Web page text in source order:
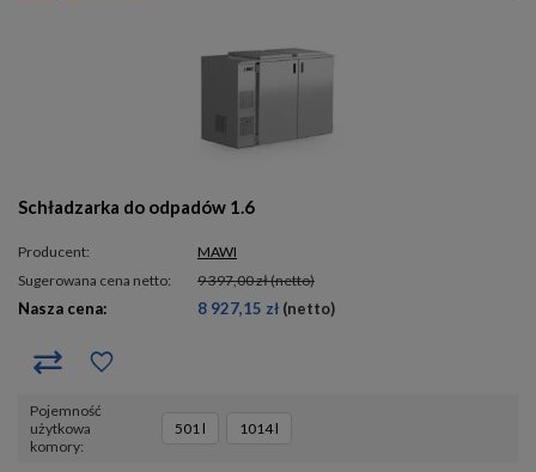
Schładzarka do odpadów 1.6
Producent:
MAWI
Sugerowana cena netto:
9 397,00 zł(netto)
Nasza cena: 8 927,15 zł (netto)
pojemność
użytkowa
komory
501 l 1014 l